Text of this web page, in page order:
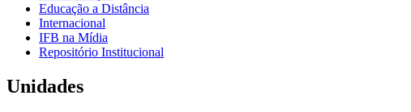
Educação a Distância
Internacional
IFB na Mídia
Repositório Institucional
Unidades